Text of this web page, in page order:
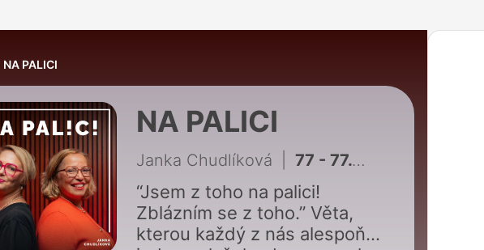
NA PALICI
NA PALICI
Janka Chudlíková 77 - 77. díl - I závist umí pomáhat
“Jsem z toho na palici!
Zblázním se z toho.” Věta,
kterou každý z nás alespoň